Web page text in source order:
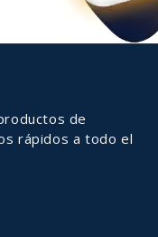
de
rápidos a todo el